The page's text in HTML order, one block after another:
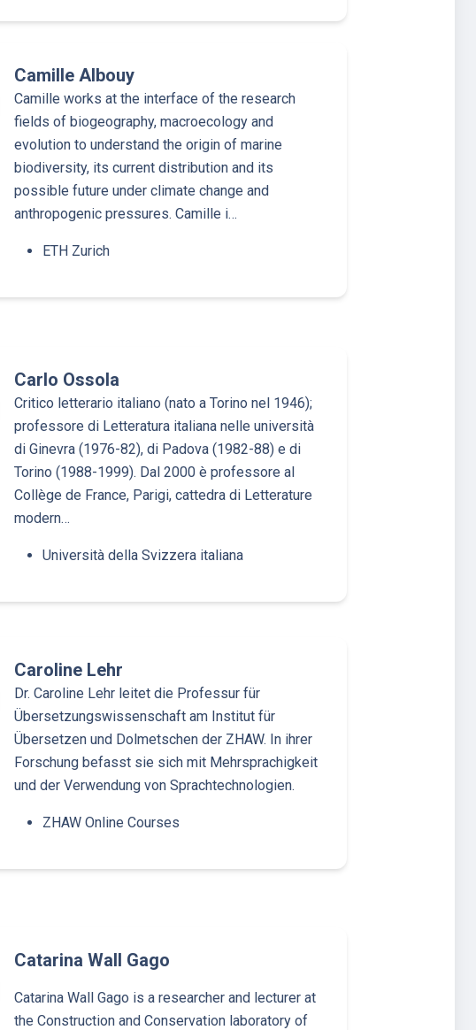
Camille Albouy
Camille works at the interface of the research
fields of biogeography, macroecology and
evolution to understand the origin of marine
biodiversity, its current distribution and its
possible future under climate change and
anthropogenic pressures. Camille i…
ETH Zurich
Carlo Ossola
Critico letterario italiano (nato a Torino nel 1946);
professore di Letteratura italiana nelle università
di Ginevra (1976-82), di Padova (1982-88) e di
Torino (1988-1999). Dal 2000 è professore al
Collège de France, Parigi, cattedra di Letterature
modern…
Università della Svizzera italiana
Caroline Lehr
Dr. Caroline Lehr leitet die Professur für
Übersetzungswissenschaft am Institut für
Übersetzen und Dolmetschen der ZHAW. In ihrer
Forschung befasst sie sich mit Mehrsprachigkeit
und der Verwendung von Sprachtechnologien.
ZHAW Online Courses
Catarina Wall Gago
Catarina Wall Gago is a researcher and lecturer at
the Construction and Conservation laboratory of